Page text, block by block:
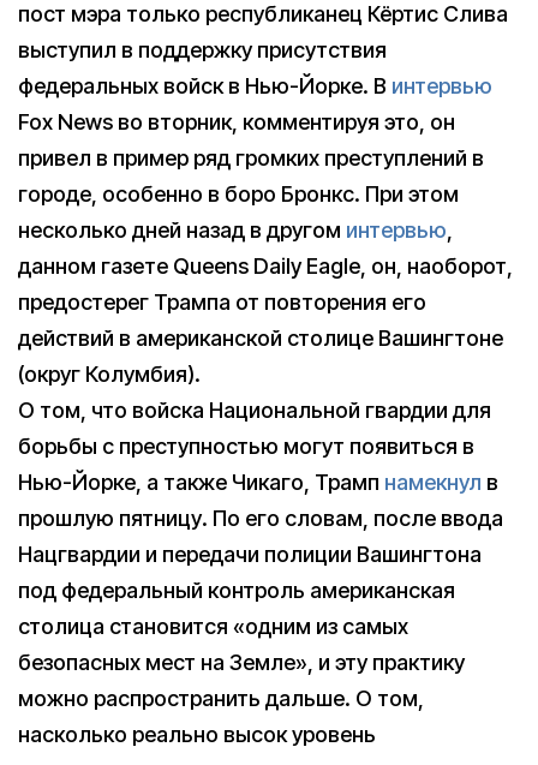
пост мэра только республиканец Кёртис Слива
выступил в поддержку присутствия
федеральных войск в Нью-Йорке. В интервью
Fox News во вторник, комментируя это, он
привел в пример ряд громких преступлений в
городе, особенно в боро Бронкс. При этом
несколько дней назад в другом интервью,
данном газете Queens Daily Eagle, он, наоборот,
предостерег Трампа от повторения его
действий в американской столице Вашингтоне
(округ Колумбия).
О том, что войска Национальной гвардии для
борьбы с преступностью могут появиться в
Нью-Йорке, а также Чикаго, Трамп намекнул в
прошлую пятницу. По его словам, после ввода
Нацгвардии и передачи полиции Вашингтона
под федеральный контроль американская
столица становится «одним из самых
безопасных мест на Земле», и эту практику
можно распространить дальше. О том,
насколько реально высок уровень